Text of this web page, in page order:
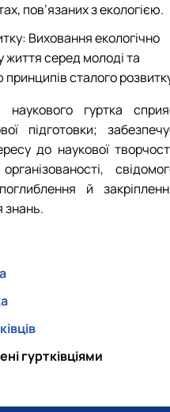
пов’язаних з екологією.
Виховання екологічно
життя серед молоді та
сталого
гуртка
підготовки;
до наукової
й
знань.
гуртківціями